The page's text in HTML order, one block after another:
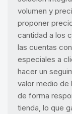
volumen y
proponer
cantidad a los
las cuentas
especiales a
hacer un
valor medio de
de forma
tienda, lo que